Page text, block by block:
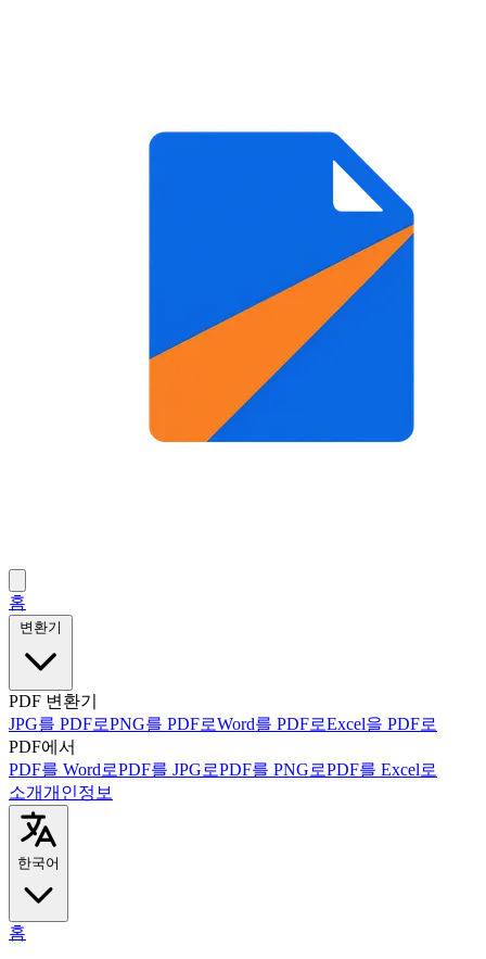
홈
PDF 변환기
JPG를 PDF로PNG를 PDF로Word를 PDF로Excel을 PDF로
PDF에서
PDF를 Word로PDF를 JPG로PDF를 PNG로PDF를 Excel로
소개개인정보
한국어
홈